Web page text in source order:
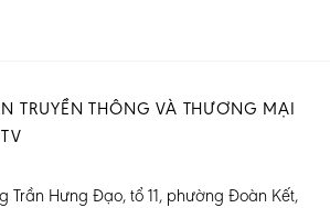
TRUYỀN THÔNG VÀ THƯƠNG MẠI
Trần Hưng Đạo, tổ 11, phường Đoàn Kết,